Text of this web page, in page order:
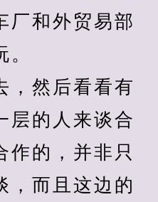
厂和外贸易部
然后看看有
层的人来谈合
作的，并非只
，而且这边的